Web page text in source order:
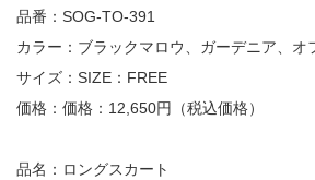
品番：SOG-TO-391
カラー：ブラックマロウ、ガーデニア、オ
サイズ：SIZE：FREE
価格：価格：12,650円（税込価格）
品名：ロングスカート